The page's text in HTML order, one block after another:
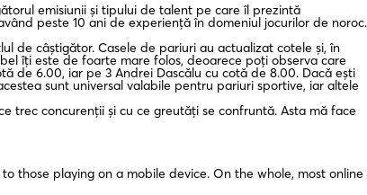
emisiunii și tipului de talent pe care îl prezintă
peste 10 ani de experiență în domeniul jocurilor de noroc.
de câștigător. Casele de pariuri au actualizat cotele și, în
îți este de foarte mare folos, deoarece poți observa care
de 6.00, iar pe 3 Andrei Dascălu cu cotă de 8.00. Dacă ești
sunt universal valabile pentru pariuri sportive, iar altele
trec concurenții și cu ce greutăți se confruntă. Asta mă face
those playing on a mobile device. On the whole, most online